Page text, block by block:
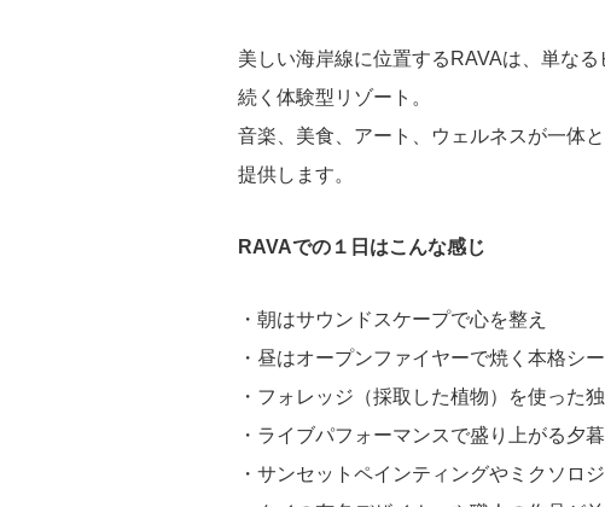
美しい海岸線に位置するRAVAは、単な
続く体験型リゾート。
音楽、美食、アート、ウェルネスが一体
提供します。
RAVAでの１日はこんな感じ
・朝はサウンドスケープで心を整え
・昼はオープンファイヤーで焼く本格シ
・フォレッジ（採取した植物）を使った
・ライブパフォーマンスで盛り上がる夕
・サンセットペインティングやミクソロ